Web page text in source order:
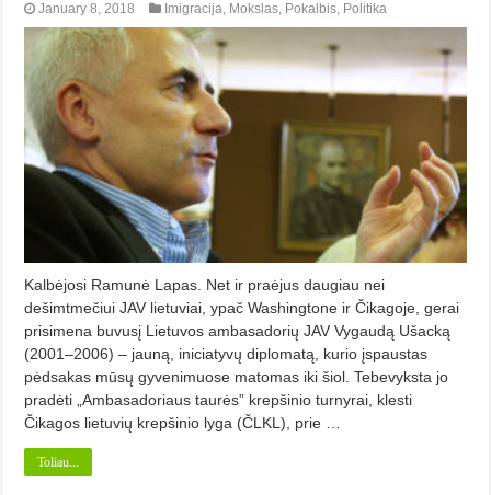
January 8, 2018 Imigracija, Mokslas, Pokalbis, Politika
Kalbėjosi Ramunė Lapas. Net ir praėjus daugiau nei
dešimtmečiui JAV lietuviai, ypač Washingtone ir Čikagoje, gerai
prisimena buvusį Lietuvos ambasadorių JAV Vygaudą Ušacką
(2001–2006) – jauną, iniciatyvų diplomatą, kurio įspaustas
pėdsakas mūsų gyvenimuose matomas iki šiol. Tebevyksta jo
pradėti „Ambasadoriaus taurės” krepšinio turnyrai, klesti
Čikagos lietuvių krepšinio lyga (ČLKL), prie …
Toliau...